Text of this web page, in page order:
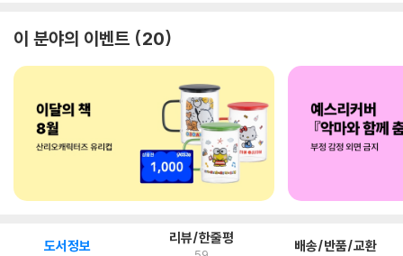
이 분야의 이벤트 20
도서정보 리뷰/한줄평 배송/반품/교환